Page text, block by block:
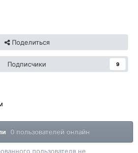
Поделиться
Подписчики 9
0 пользователей онлайн
пользователя не